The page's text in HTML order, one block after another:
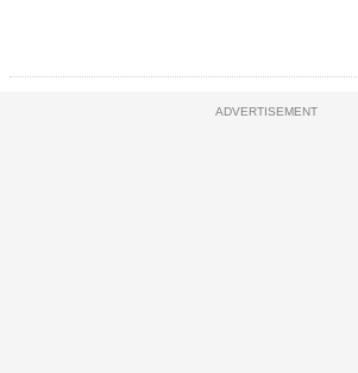
ADVERTISEMENT